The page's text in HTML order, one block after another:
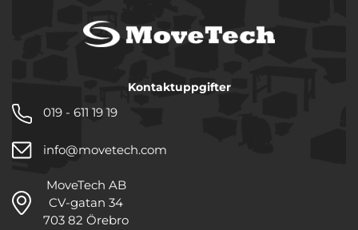
Kontaktuppgifter
019 - 611 19 19
info@movetech.com
MoveTech AB
CV-gatan 34
703 82 Örebro